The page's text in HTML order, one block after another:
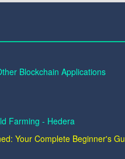
Blockchain Applications
Farming - Hedera
Your Complete Beginner's